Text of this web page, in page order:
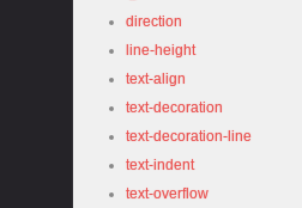
direction
line-height
text-align
text-decoration
text-decoration-line
text-indent
text-overflow